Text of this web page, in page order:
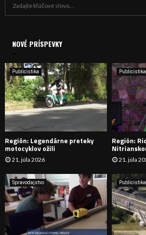
i
e
:
NOVÉ PRÍSPEVKY
Publicistika
Región: Legendárne preteky
motocyklov ožili
21. júla 2026
Publicistika
Región:
21. júla
Spravodajstvo Publicistika